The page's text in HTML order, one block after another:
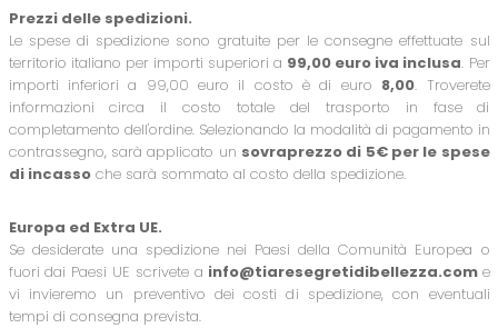
Prezzi delle spedizioni.
Le spese di spedizione sono gratuite per le consegne effettuate sul
territorio italiano per importi superiori a 99,00 euro iva inclusa. Per
importi inferiori a 99,00 euro il costo è di euro 8,00. Troverete
informazioni circa il costo totale del trasporto in fase di
completamento dell'ordine. Selezionando la modalità di pagamento in
contrassegno, sarà applicato un sovraprezzo di 5€ per le spese
di incassoche sarà sommato al costo della spedizione.
Europa ed Extra UE.
Se desiderate una spedizione nei Paesi della Comunità Europea o
fuori dai Paesi UE scrivete a info@tiaresegretidibellezza.com e
vi invieremo un preventivo dei costi di spedizione, con eventuali
tempi di consegna prevista.